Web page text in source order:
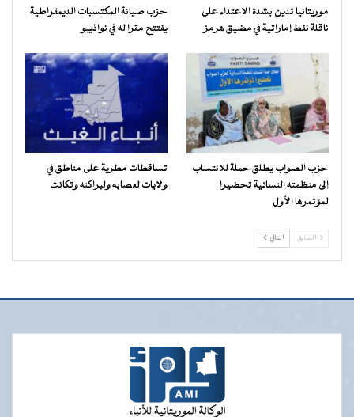
موريتانيا تدين بشدة الاعتداء على
ناقلة نفط إماراتية في مضيق هرمز
حزب صيانة المكتسبات الديمقراطية
يفتتح مقرا له في نواذيبو
حزب الصواب يطلق حملة للانتساب
إلى منظمته النسائية تحضيرا
لمؤتمرها الأول
تساقطات مطرية على مناطق في
ولايات لعصابه ولبراكنه وتكانت
السابق التالي